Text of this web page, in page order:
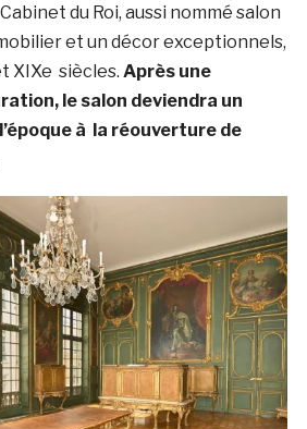
du Roi, aussi nommé salon
et un décor exceptionnels,
XIXe siècles. Après une
le salon deviendra un
à la réouverture de